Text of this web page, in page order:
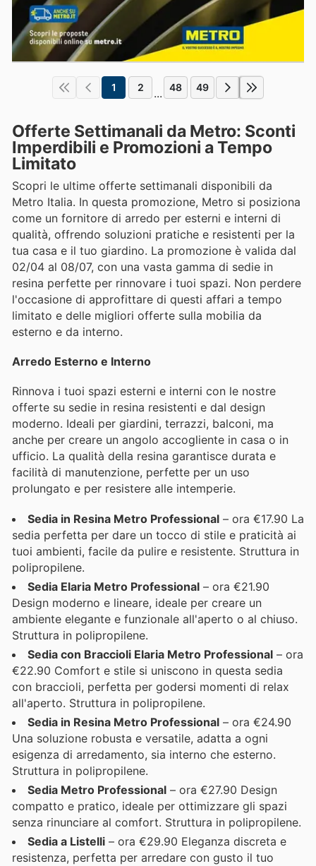
1 2 ... 48 49
Offerte Settimanali da Metro: Sconti
Imperdibili e Promozioni a Tempo
Limitato
Scopri le ultime offerte settimanali disponibili da
Metro Italia. In questa promozione, Metro si posiziona
come un fornitore di arredo per esterni e interni di
qualità, offrendo soluzioni pratiche e resistenti per la
tua casa e il tuo giardino. La promozione è valida dal
02/04 al 08/07, con una vasta gamma di sedie in
resina perfette per rinnovare i tuoi spazi. Non perdere
l'occasione di approfittare di questi affari a tempo
limitato e delle migliori offerte sulla mobilia da
esterno e da interno.
Arredo Esterno e Interno
Rinnova i tuoi spazi esterni e interni con le nostre
offerte su sedie in resina resistenti e dal design
moderno. Ideali per giardini, terrazzi, balconi, ma
anche per creare un angolo accogliente in casa o in
ufficio. La qualità della resina garantisce durata e
facilità di manutenzione, perfette per un uso
prolungato e per resistere alle intemperie.
Sedia in Resina Metro Professional – ora €17.90 La
sedia perfetta per dare un tocco di stile e praticità ai
tuoi ambienti, facile da pulire e resistente. Struttura in
polipropilene.
Sedia Elaria Metro Professional – ora €21.90
Design moderno e lineare, ideale per creare un
ambiente elegante e funzionale all'aperto o al chiuso.
Struttura in polipropilene.
Sedia con Braccioli Elaria Metro Professional – ora
€22.90 Comfort e stile si uniscono in questa sedia
con braccioli, perfetta per godersi momenti di relax
all'aperto. Struttura in polipropilene.
Sedia in Resina Metro Professional – ora €24.90
Una soluzione robusta e versatile, adatta a ogni
esigenza di arredamento, sia interno che esterno.
Struttura in polipropilene.
Sedia Metro Professional – ora €27.90 Design
compatto e pratico, ideale per ottimizzare gli spazi
senza rinunciare al comfort. Struttura in polipropilene.
Sedia a Listelli – ora €29.90 Eleganza discreta e
resistenza, perfetta per arredare con gusto il tuo